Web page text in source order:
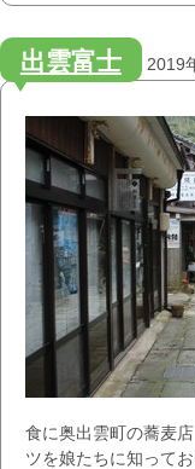
出雲富士 2019
食に奥出雲町の蕎麦
ツを娘たちに知って